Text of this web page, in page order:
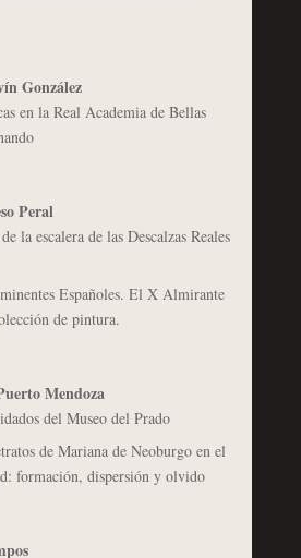
González
en la Real Academia de Bellas
Peral
la escalera de las Descalzas Reales
Españoles. El X Almirante
de pintura.
Mendoza
del Museo del Prado
de Mariana de Neoburgo en el
formación, dispersión y olvido